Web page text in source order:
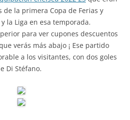
de la primera Copa de Ferias y
la Liga en esa temporada.
para ver cupones descuentos
verás más abajo ¡ Ese partido
a los visitantes, con dos goles
Di Stéfano.